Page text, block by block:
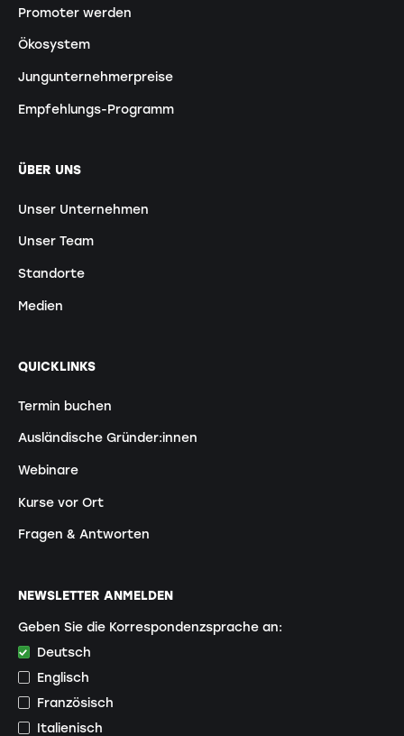
Promoter werden
Ökosystem
Jungunternehmerpreise
Empfehlungs-Programm
ÜBER UNS
Unser Unternehmen
Unser Team
Standorte
Medien
QUICKLINKS
Termin buchen
Ausländische Gründer:innen
Webinare
Kurse vor Ort
Fragen & Antworten
NEWSLETTER ANMELDEN
Geben Sie die Korrespondenzsprache an:
Deutsch
Englisch
Französisch
Italienisch